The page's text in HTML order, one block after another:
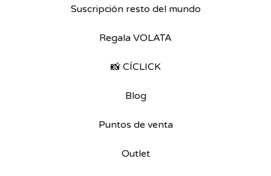
Suscripción resto del mundo
Regala VOLATA
📸 CÍCLICK
Blog
Puntos de venta
Outlet